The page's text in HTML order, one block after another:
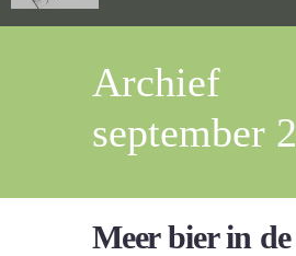
Archief
september
Meer bier in